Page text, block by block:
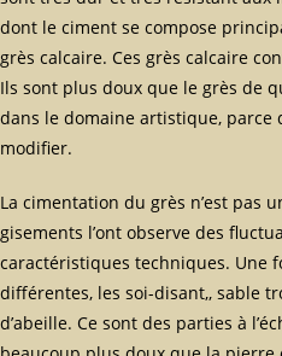
dont le ciment se compose
grès calcaire. Ces grès calcaire
Ils sont plus doux que le grès de
dans le domaine artistique, parce
modifier.
La cimentation du grès n’est pas
gisements l’ont observe des
caractéristiques techniques. Une
différentes, les soi-disant,, sable
d’abeille. Ce sont des parties à